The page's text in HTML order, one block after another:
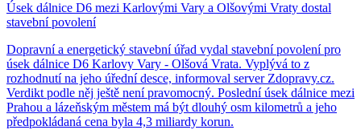
Úsek dálnice D6 mezi Karlovými Vary a Olšovými Vraty dostal
stavební povolení
Dopravní a energetický stavební úřad vydal stavební povolení pro
úsek dálnice D6 Karlovy Vary - Olšová Vrata. Vyplývá to z
rozhodnutí na jeho úřední desce, informoval server Zdopravy.cz.
Verdikt podle něj ještě není pravomocný. Poslední úsek dálnice mezi
Prahou a lázeňským městem má být dlouhý osm kilometrů a jeho
předpokládaná cena byla 4,3 miliardy korun.